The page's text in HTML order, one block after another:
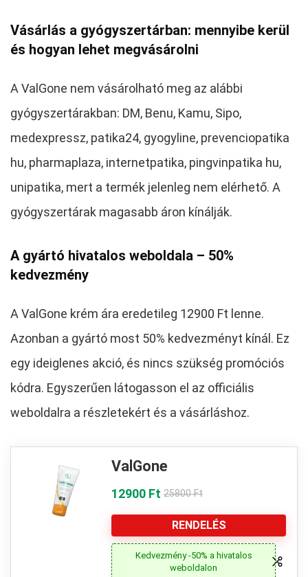
Vásárlás a gyógyszertárban: mennyibe kerül
és hogyan lehet megvásárolni
A ValGone nem vásárolható meg az alábbi
gyógyszertárakban: DM, Benu, Kamu, Sipo,
medexpressz, patika24, gyogyline, prevenciopatika
hu, pharmaplaza, internetpatika, pingvinpatika hu,
unipatika, mert a termék jelenleg nem elérhető. A
gyógyszertárak magasabb áron kínálják.
A gyártó hivatalos weboldala – 50%
kedvezmény
A ValGone krém ára eredetileg 12900 Ft lenne.
Azonban a gyártó most 50% kedvezményt kínál. Ez
egy ideiglenes akció, és nincs szükség promóciós
kódra. Egyszerűen látogasson el az officiális
weboldalra a részletekért és a vásárláshoz.
ValGone
12900 Ft 25800 Ft
RENDELÉS
Kedvezmény -50% a hivatalos
weboldalon